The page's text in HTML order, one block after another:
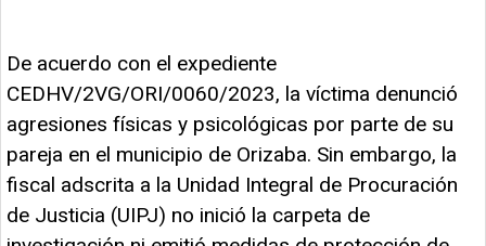
De acuerdo con el expediente
CEDHV/2VG/ORI/0060/2023, la víctima denunció
agresiones físicas y psicológicas por parte de su
pareja en el municipio de Orizaba. Sin embargo, la
fiscal adscrita a la Unidad Integral de Procuración
de Justicia (UIPJ) no inició la carpeta de